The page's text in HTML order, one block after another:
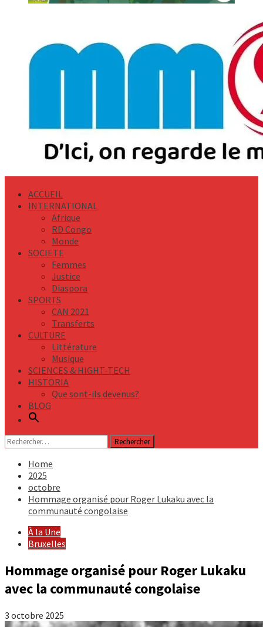
ACCUEIL
INTERNATIONAL
Afrique
RD Congo
Monde
SOCIETE
Femmes
Justice
Diaspora
SPORTS
CAN 2021
Transferts
CULTURE
Littérature
Musique
SCIENCES & HIGHT-TECH
HISTORIA
Que sont-ils devenus?
BLOG
Rechercher :
Home
2025
octobre
Hommage organisé pour Roger Lukaku avec la
communauté congolaise
À la Une
Bruxelles
Hommage organisé pour Roger Lukaku
avec la communauté congolaise
3 octobre 2025